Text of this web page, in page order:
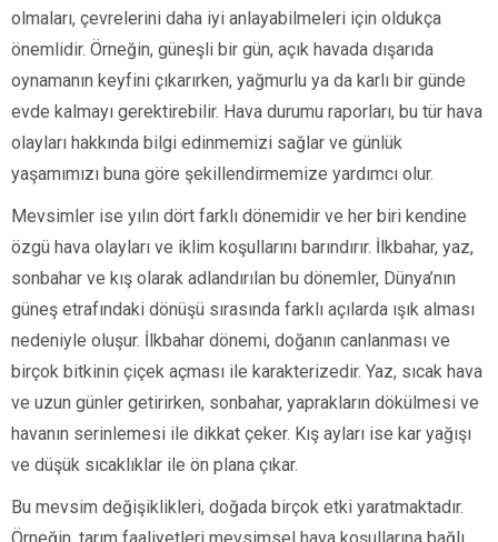
olmaları, çevrelerini daha iyi anlayabilmeleri için oldukça
önemlidir. Örneğin, güneşli bir gün, açık havada dışarıda
oynamanın keyfini çıkarırken, yağmurlu ya da karlı bir günde
evde kalmayı gerektirebilir. Hava durumu raporları, bu tür hava
olayları hakkında bilgi edinmemizi sağlar ve günlük
yaşamımızı buna göre şekillendirmemize yardımcı olur.
Mevsimler ise yılın dört farklı dönemidir ve her biri kendine
özgü hava olayları ve iklim koşullarını barındırır. İlkbahar, yaz,
sonbahar ve kış olarak adlandırılan bu dönemler, Dünya’nın
güneş etrafındaki dönüşü sırasında farklı açılarda ışık alması
nedeniyle oluşur. İlkbahar dönemi, doğanın canlanması ve
birçok bitkinin çiçek açması ile karakterizedir. Yaz, sıcak hava
ve uzun günler getirirken, sonbahar, yaprakların dökülmesi ve
havanın serinlemesi ile dikkat çeker. Kış ayları ise kar yağışı
ve düşük sıcaklıklar ile ön plana çıkar.
Bu mevsim değişiklikleri, doğada birçok etki yaratmaktadır.